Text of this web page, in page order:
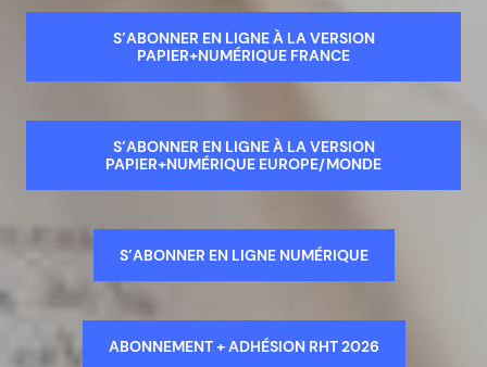
S’ABONNER EN LIGNE À LA VERSION
PAPIER+NUMÉRIQUE FRANCE
S’ABONNER EN LIGNE À LA VERSION
PAPIER+NUMÉRIQUE EUROPE/MONDE
S’ABONNER EN LIGNE NUMÉRIQUE
ABONNEMENT + ADHÉSION RHT 2026